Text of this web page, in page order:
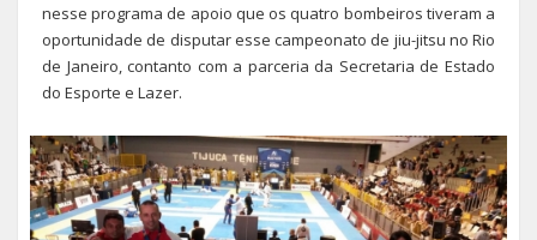
nesse programa de apoio que os quatro bombeiros tiveram a
oportunidade de disputar esse campeonato de jiu-jitsu no Rio
de Janeiro, contanto com a parceria da Secretaria de Estado
do Esporte e Lazer.